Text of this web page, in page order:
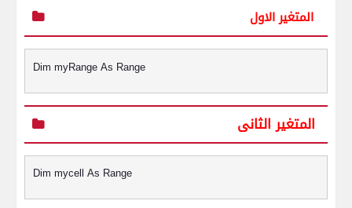
Dim myRange As Range
Dim mycell As Range